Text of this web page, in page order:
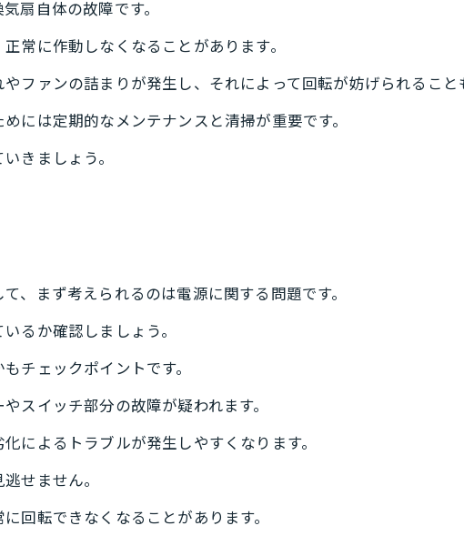
扇自体の故障です。
常に作動しなくなることがあります。
ファンの詰まりが発生し、それによって回転が妨げられること
には定期的なメンテナンスと清掃が重要です。
きましょう。
、まず考えられるのは電源に関する問題です。
るか確認しましょう。
チェックポイントです。
スイッチ部分の故障が疑われます。
によるトラブルが発生しやすくなります。
せません。
回転できなくなることがあります。